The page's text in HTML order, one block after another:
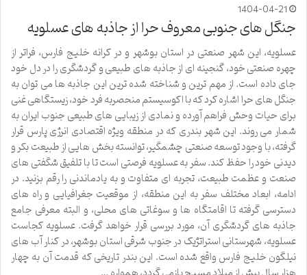
1404-04-21
جنگل های جنوبی معروف حرا از جاذبه های عسلویه
عسلویه، این شهر صنعتی در استان بوشهر و در کرانه خلیج فارس، فراتر از
چهره صنعتی خود، گنجینه ای از جاذبه های طبیعی و گردشگری را در دل خود
جای داده است. از مهم ترین و شناخته شده ترین این جاذبه ها می توان به
جنگل های حرا اشاره کرد که با اکوسیستم منحصربه فرد خود، زیستگاهی غنی
برای حیات وحش فراهم آورده و نمادی از زیبایی های طبیعی جنوب ایران به
شمار می روند. این شهر بندری که در منطقه ویژه اقتصادی انرژی پارس قرار
گرفته، با وجود توسعه صنعتی چشمگیر، توانسته بخش هایی از طبیعت بکر و
دیدنی خود را حفظ کند. سفر به عسلویه فرصتی است تا با تلفیق شگفتی های
صنعت و عظمت طبیعت، تجربه ای متفاوت و به یادماندنی را رقم بزنید. در
ادامه، ابعاد مختلف سفر به این منطقه، از موقعیت جغرافیایی و راه های
دسترسی گرفته تا اقامتگاه ها و سوغاتی های محلی، و البته معرفی جامع
جاذبه های گردشگری آن، مورد بررسی قرار خواهد گرفت. عسلویه کجاست
عسلویه، شهرستانی استراتژیک در جنوب شرقی استان بوشهر، در کنار آب های
نیلگون خلیج فارس واقع شده است. این بندر تاریخی که قدمت آن به چهار